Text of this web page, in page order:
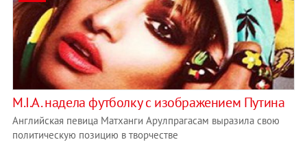
M.I.A. надела футболку с изображением Путина
Английская певица Матханги Арулпрагасам выразила свою
политическую позицию в творчестве